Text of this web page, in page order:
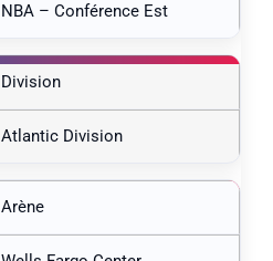
NBA – Conférence Est
Division
Atlantic Division
Arène